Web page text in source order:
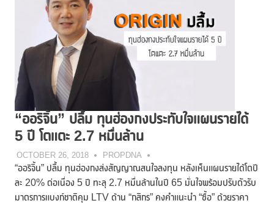
“ออริจิ้น” ปลื้ม ทุนฮ่องกงประทับใจแผนรายได้
5 ปี โตแตะ 2.7 หมื่นล้าน
OCTOBER 26, 2018 PROPDNA
“ออริจิ้น” ปลื้ม ทุนฮ่องกงส่งสัญญาณสนใจลงทุน หลังเห็นแผนรายได้โตปี
ละ 20% ต่อเนื่อง 5 ปี ทะลุ 2.7 หมื่นล้านในปี 65 มั่นใจพร้อมปรับตัวรับ
มาตรการแบงก์ชาติคุม LTV ด้าน “กสิกร” คงคำแนะนำ “ซื้อ” ด้วยราคา